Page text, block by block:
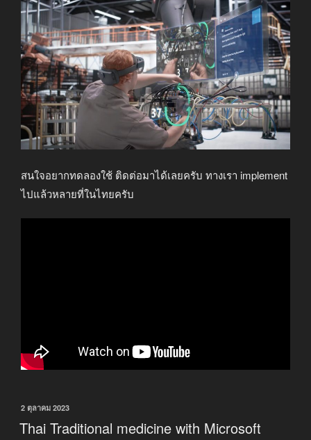
สนใจอยากทดลองใช้ ติดต่อมาได้เลยครับ ทางเรา implement
ไปแล้วหลายที่ในไทยครับ
เขียน
ที่
2 ตุลาคม 2023
Thai Traditional medicine with Microsoft